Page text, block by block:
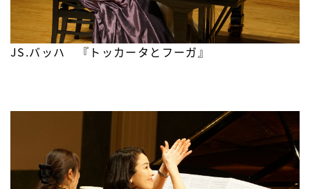
JS.バッハ 『トッカータとフーガ』